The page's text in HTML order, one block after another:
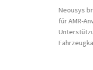
Neousys
für AMR-